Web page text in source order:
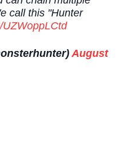
call this "Hunter
August